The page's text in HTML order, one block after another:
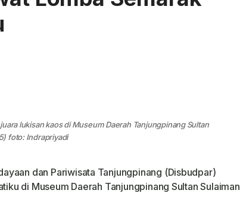
lukisan kaos di Museum Daerah Tanjungpinang Sultan
foto: Indrapriyadi
dan Pariwisata Tanjungpinang (Disbudpar)
di Museum Daerah Tanjungpinang Sultan Sulaiman